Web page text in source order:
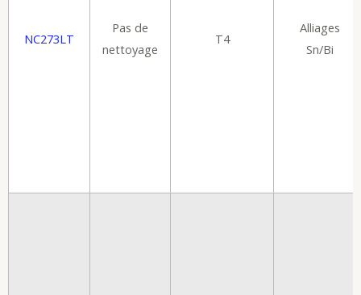
NC273LT
Pas de
nettoyage
T4
Alliages
Sn/Bi